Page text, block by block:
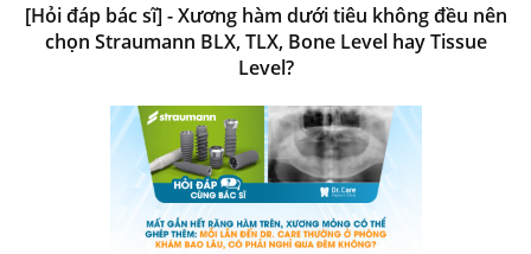
[Hỏi đáp bác sĩ] - Xương hàm dưới tiêu không đều nên
chọn Straumann BLX, TLX, Bone Level hay Tissue
Level?